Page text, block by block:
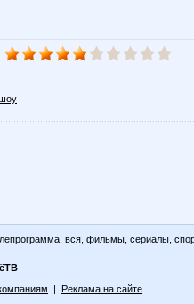
вся фильмы сериалы
| Реклама на сайте